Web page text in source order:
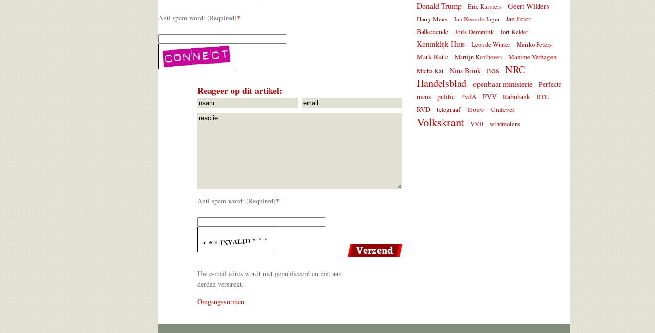
Anti-spam word: (Required)*
Reageer op dit artikel:
Anti-spam word: (Required)*
Uw e-mail adres wordt niet gepubliceerd en niet aan
derden verstrekt.
Omgangsvormen
Donald Trump Eric Kuijpers Geert Wilders
Harry Mens Jan Kees de Jager
Jan Peter
Balkenende
Joris Demmink Jort Kelder
Koninklijk Huis Leon de Winter Mariko Peters
Mark Rutte Martijn Koolhoven Maxime Verhagen
Micha Kat Nina Brink nos
NRC
Handelsblad
openbaar ministerie
Perfecte
mens
politie PvdA PVV Rabobank RTL
RVD telegraaf Trouw Unilever
Volkskrant VVD windmolens